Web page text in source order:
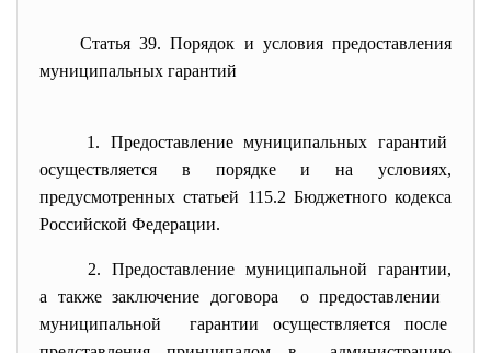
Статья 39. Порядок и условияпредоставления
муниципальных гарантий
1. Предоставление муниципальныхгарантий
осуществляется в порядке и на условиях,
предусмотренных статьей 115.2 Бюджетного кодекса
Российской Федерации.
2. Предоставление муниципальной гарантии,
а также заключение договора о предоставлении
муниципальной гарантии осуществляется после